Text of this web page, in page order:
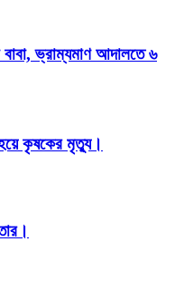
ভ্রাম্যমাণ আদালতে ৬
হয়ে কৃষকের মৃত্যু।